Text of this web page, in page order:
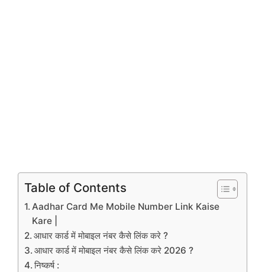
Table of Contents
Aadhar Card Me Mobile Number Link Kaise
Kare |
आधार कार्ड में मोबाइल नंबर कैसे लिंक करे ?
आधार कार्ड में मोबाइल नंबर कैसे लिंक करे 2026 ?
निष्कर्ष :